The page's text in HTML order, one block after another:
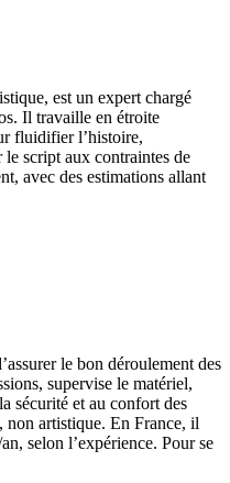
est un expert chargé
Il travaille en étroite
fluidifier l’histoire,
le script aux contraintes de
avec des estimations allant
le bon déroulement des
supervise le matériel,
sécurité et au confort des
non artistique. En France, il
selon l’expérience. Pour se